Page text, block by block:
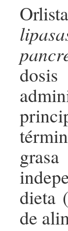
dieta
de